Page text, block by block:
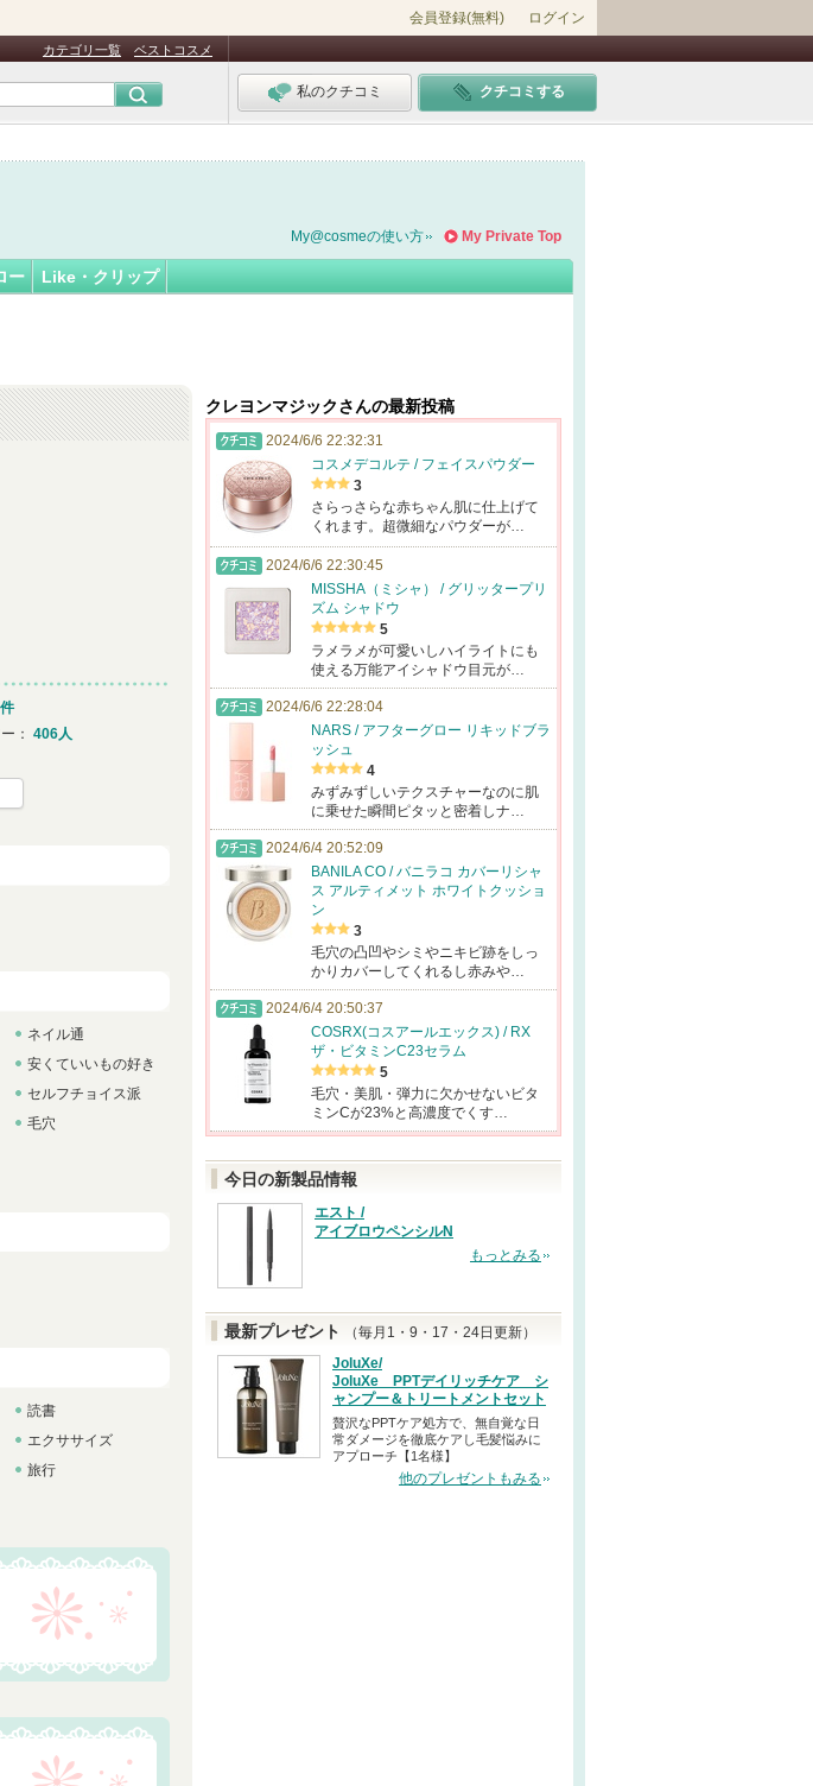
会員登録(無料) ログイン
カテゴリ一覧 ベストコスメ
私のクチコミ クチコミする
認
証
My Private Top
My@cosmeの使い方
ー Like・クリップ
： 406人
ネイル通
安くていいもの好き
セルフチョイス派
毛穴
読書
エクササイズ
旅行
クレヨンマジックさんの最新投稿
2024/6/6 22:32:31
コスメデコルテ / フェイスパウダー
3
さらっさらな赤ちゃん肌に仕上げて
くれます。超微細なパウダーが…
2024/6/6 22:30:45
MISSHA（ミシャ） / グリッタープリ
ズム シャドウ
5
ラメラメが可愛いしハイライトにも
使える万能アイシャドウ目元が…
2024/6/6 22:28:04
NARS / アフターグロー リキッドブラ
ッシュ
4
みずみずしいテクスチャーなのに肌
に乗せた瞬間ピタッと密着しナ…
2024/6/4 20:52:09
BANILA CO / バニラコ カバーリシャ
ス アルティメット ホワイトクッショ
ン
3
毛穴の凸凹やシミやニキビ跡をしっ
かりカバーしてくれるし赤みや…
2024/6/4 20:50:37
COSRX(コスアールエックス) / RX
ザ・ビタミンC23セラム
5
毛穴・美肌・弾力に欠かせないビタ
ミンCが23%と高濃度でくす…
今日の新製品情報
エスト /
アイブロウペンシルN
もっとみる
最新プレゼント
（毎月1・9・17・24日更新）
JoluXe/
JoluXe PPTデイリッチケア シ
ャンプー＆トリートメントセット
贅沢なPPTケア処方で、無自覚な日
常ダメージを徹底ケアし毛髪悩みに
アプローチ【1名様】
他のプレゼントもみる